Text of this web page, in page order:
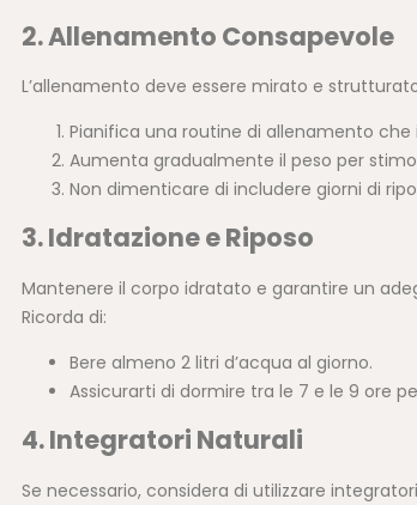
2. Allenamento Consapevole
L’allenamento deve essere mirato e
Pianifica una routine di allenamento che
Aumenta gradualmente il peso per
Non dimenticare di includere giorni di
3. Idratazione e Riposo
Mantenere il corpo idratato e garantire un
Ricorda di:
Bere almeno 2 litri d’acqua al giorno.
Assicurarti di dormire tra le 7 e le 9 ore
4. Integratori Naturali
Se necessario, considera di utilizzare